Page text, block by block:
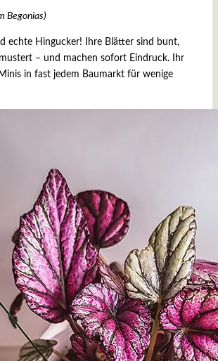
Begonias)
echte Hingucker! Ihre Blätter sind bunt,
– und machen sofort Eindruck. Ihr
in fast jedem Baumarkt für wenige